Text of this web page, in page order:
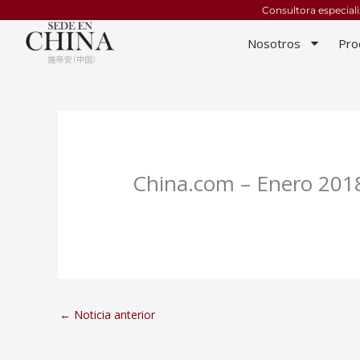
contenido
Consultora
Nosotros
China.com – Enero
← Noticia anterior